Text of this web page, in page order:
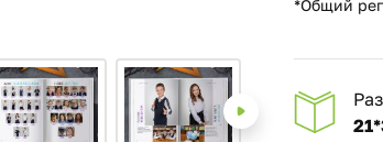
*Общий